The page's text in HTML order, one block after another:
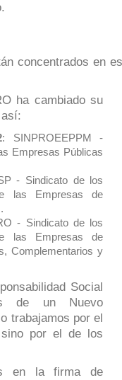
concentrados en
ha cambiado su
: SINPROEEPPM -
Empresas Públicas
- Sindicato de los
las Empresas de
- Sindicato de los
las Empresas de
Complementarios y
Social
de un Nuevo
trabajamos por el
sino por el de los
en la firma de